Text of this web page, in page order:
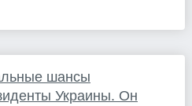
шансы
Украины. Он